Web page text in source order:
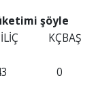
şöyle
KÇBAŞ
0